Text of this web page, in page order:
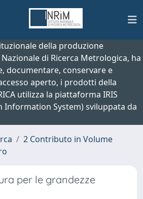
della produzione
di Ricerca Metrologica, ha
documentare, conservare e
aperto, i prodotti della
utilizza la piattaforma IRIS
Information System) sviluppata da
2 Contributo in Volume
per le grandezze